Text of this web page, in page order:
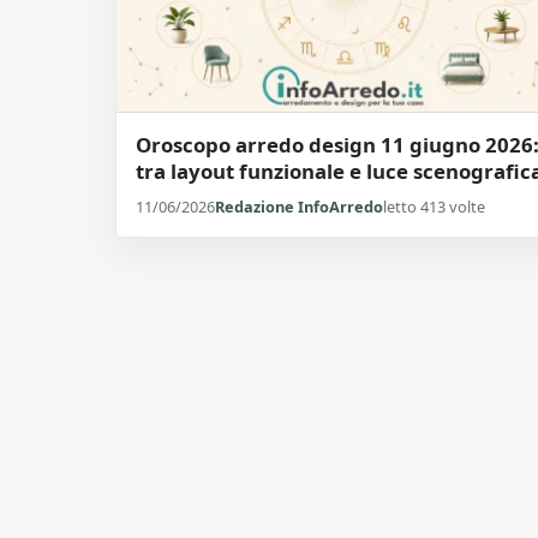
Oroscopo arredo design 11 giugno 2026:
tra layout funzionale e luce
11/06/2026Redazione InfoArredoletto 413 volte